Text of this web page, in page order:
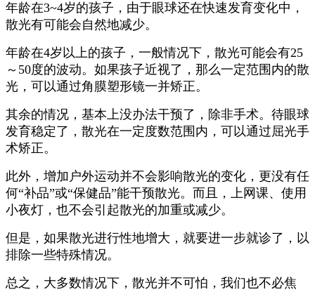
年龄在3~4岁的孩子，由于眼球还在快速发育变化中，
散光有可能会自然地减少。
年龄在4岁以上的孩子，一般情况下，散光可能会有25
～50度的波动。如果孩子近视了，那么一定范围内的散
光，可以通过角膜塑形镜一并矫正。
其余的情况，基本上没办法干预了，除非手术。待眼球
发育稳定了，散光在一定度数范围内，可以通过屈光手
术矫正。
此外，增加户外运动并不会影响散光的变化，更没有任
何“补品”或“保健品”能干预散光。而且，上网课、使用
小夜灯，也不会引起散光的加重或减少。
但是，如果散光进行性地增大，就要进一步就诊了，以
排除一些特殊情况。
总之，大多数情况下，散光并不可怕，我们也不必焦